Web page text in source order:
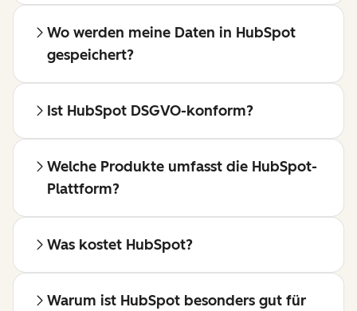
Wo werden meine Daten in HubSpot
gespeichert?
Ist HubSpot DSGVO-konform?
Welche Produkte umfasst die HubSpot-
Plattform?
Was kostet HubSpot?
Warum ist HubSpot besonders gut für